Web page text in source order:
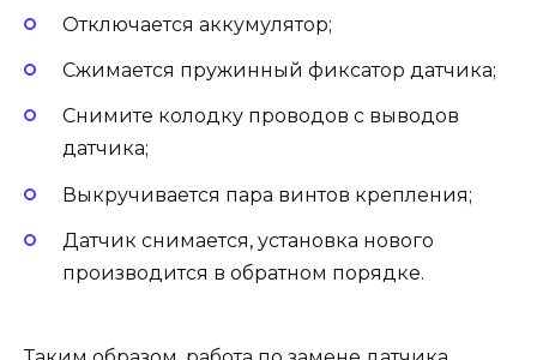
Отключается аккумулятор;
Сжимается пружинный фиксатор датчика;
Снимите колодку проводов с выводов
датчика;
Выкручивается пара винтов крепления;
Датчик снимается, установка нового
производится в обратном порядке.